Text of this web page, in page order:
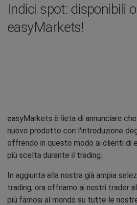
Indici spot: disponibili
easyMarkets!
easyMarkets è lieta di annunciare
nuovo prodotto con l'introduzione
offrendo in questo modo ai clienti di
più scelta durante il trading.
In aggiunta alla nostra già ampia
trading, ora offriamo ai nostri trader
più famosi al mondo su tutte le